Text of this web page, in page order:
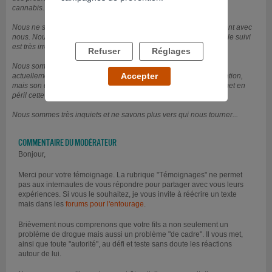
cannabis.
Nous ne savons plus quoi faire, il ne nous écoute pas... il est violent avec
nous. Nous sommes déjà allés à des consultations avec lui, mais le suivi
est très irrégulier.
Nous sommes complètement démunis face à ce problème. Il est
actuellement en apprentissage, c'est sa dernière chance de formation,
mais son comportement instable, à cause de sa consommation, met en
péril cette formation...
Nous sommes très inquiets et ne savons plus vers qui nous tourner...
COMMENTAIRE DU MODÉRATEUR
Bonjour,
Merci pour votre témoignage. La rubrique "Témoignages" ne permet
pas aux internautes de vous répondre pour partager avec vous leurs
expériences. Si vous le souhaitez, je vous invite à réécrire un texte
mais dans les forums pour l'entourage
Brièvement nous comprenons que votre fils a non seulement un
problème de drogue mais aussi un problème "de cadre". Il vous met,
ainsi que toute "autorité", au défi et teste sans doute les réactions
autour de lui.
Refuser Réglages
Accepter